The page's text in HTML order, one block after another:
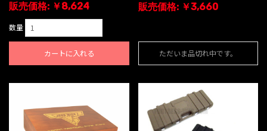
販売価格: ￥8,624
数量
カートに入れる
販売価格: ￥3,660
ただいま品切れ中です。